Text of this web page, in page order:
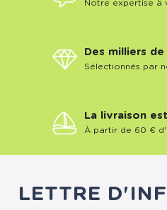
Notre expertise à
Des milliers de
Sélectionnés par
La livraison
À partir de 60 €
LETTRE